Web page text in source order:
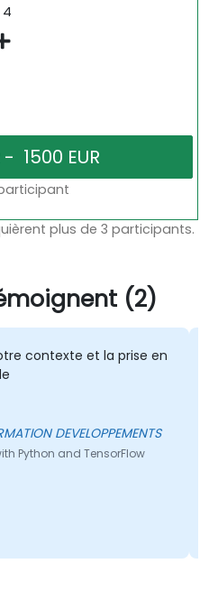
plus de 3 participants.
(2)
contexte et la prise en
DEVELOPPEMENTS
and TensorFlow